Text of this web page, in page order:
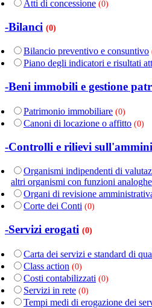
Atti di concessione (0)
-Bilanci (0)
Bilancio preventivo e consuntivo
Piano degli indicatori e risultati
-Beni immobili e gestione
Patrimonio immobiliare (0)
Canoni di locazione o affitto (0)
-Controlli e rilievi
Organismi indipendenti di
altri organismi con funzioni analoghe
Organi di revisione
Corte dei Conti (0)
-Servizi erogati (0)
Carta dei servizi e standard di
Class action (0)
Costi contabilizzati (0)
Servizi in rete (0)
Tempi medi di erogazione dei